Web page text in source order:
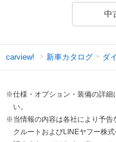
中
carview! 新車カタログ ダ
※仕様・オプション・装備の詳細
い。
※当情報の内容は各社により予告
クルートおよびLINEヤフー株